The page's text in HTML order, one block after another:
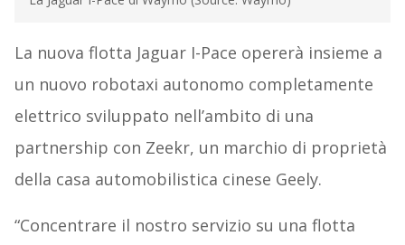
La nuova flotta Jaguar I-Pace opererà insieme a
un nuovo robotaxi autonomo completamente
elettrico sviluppato nell’ambito di una
partnership con Zeekr, un marchio di proprietà
della casa automobilistica cinese Geely.
“Concentrare il nostro servizio su una flotta